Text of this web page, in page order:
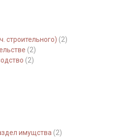
строительного) (2)
(2)
(2)
имущства (2)